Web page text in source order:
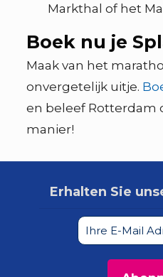
Markthal of het
Boek nu je
Maak van het
onvergetelijk uitje.
en beleef Rotterdam
manier!
Erhalten Sie